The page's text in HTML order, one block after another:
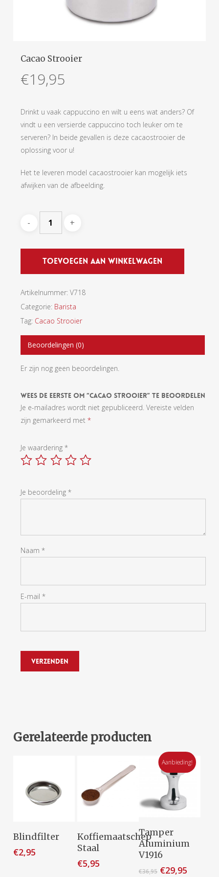
Cacao Strooier
€19,95
Drinkt u vaak cappuccino en wilt u eens wat anders? Of
vindt u een versierde cappuccino toch leuker om te
serveren? In beide gevallen is deze cacaostrooier de
oplossing voor u!
Het te leveren model cacaostrooier kan mogelijk iets
afwijken van de afbeelding.
Toevoegen Aan Winkelwagen
Artikelnummer: V718
Categorie: Barista
Tag: Cacao Strooier
Beoordelingen (0)
Er zijn nog geen beoordelingen.
Wees De Eerste Om “Cacao Strooier” Te Beoordelen
Je e-mailadres wordt niet gepubliceerd. Vereiste velden
zijn gemarkeerd met *
Je waardering *
Je beoordeling *
Naam *
E-mail *
Gerelateerde producten
Toevoegen
Winkelwagen
Blindfilter
€2,95
Toevoegen
Koffiemaatschep
Staal
€5,95
Aanbieding!
Aan
Winkelwagen
Tamper
Aluminium
V1916
€36,95 €29,95